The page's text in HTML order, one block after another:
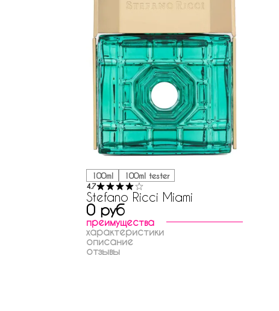
100ml 100ml tester
4.7
Stefano Ricci Miami
0 руб
преимущества
характеристики
описание
отзывы